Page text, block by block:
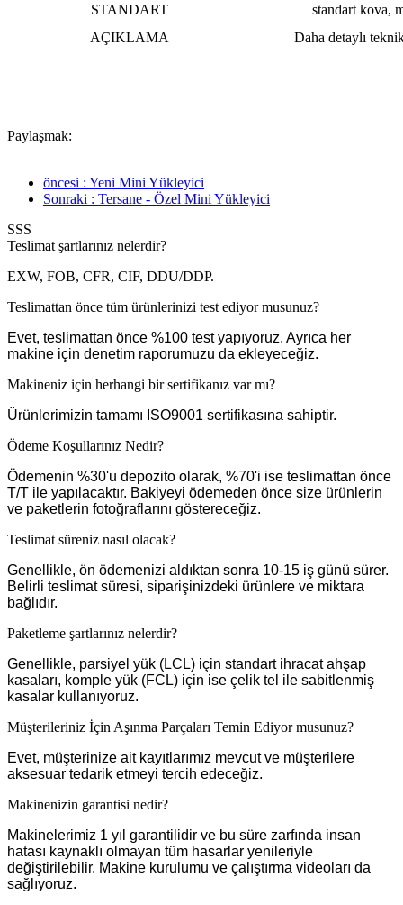
STANDART
standart kova,
AÇIKLAMA
Daha detaylı
Paylaşmak:
öncesi : Yeni Mini Yükleyici
Sonraki : Tersane - Özel Mini Yükleyici
SSS
Teslimat şartlarınız nelerdir?
EXW, FOB, CFR, CIF, DDU/DDP.
Teslimattan önce tüm ürünlerinizi test ediyor musunuz?
Evet, teslimattan önce %100 test yapıyoruz. Ayrıca her
makine için denetim raporumuzu da ekleyeceğiz.
Makineniz için herhangi bir sertifikanız var mı?
Ürünlerimizin tamamı ISO9001 sertifikasına sahiptir.
Ödeme Koşullarınız Nedir?
Ödemenin %30'u depozito olarak, %70'i ise teslimattan önce
T/T ile yapılacaktır. Bakiyeyi ödemeden önce size ürünlerin
ve paketlerin fotoğraflarını göstereceğiz.
Teslimat süreniz nasıl olacak?
Genellikle, ön ödemenizi aldıktan sonra 10-15 iş günü sürer.
Belirli teslimat süresi, siparişinizdeki ürünlere ve miktara
bağlıdır.
Paketleme şartlarınız nelerdir?
Genellikle, parsiyel yük (LCL) için standart ihracat ahşap
kasaları, komple yük (FCL) için ise çelik tel ile sabitlenmiş
kasalar kullanıyoruz.
Müşterileriniz İçin Aşınma Parçaları Temin Ediyor musunuz?
Evet, müşterinize ait kayıtlarımız mevcut ve müşterilere
aksesuar tedarik etmeyi tercih edeceğiz.
Makinenizin garantisi nedir?
Makinelerimiz 1 yıl garantilidir ve bu süre zarfında insan
hatası kaynaklı olmayan tüm hasarlar yenileriyle
değiştirilebilir. Makine kurulumu ve çalıştırma videoları da
sağlıyoruz.